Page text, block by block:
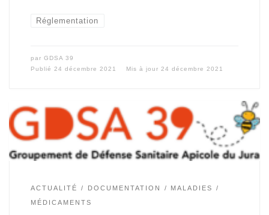
Réglementation
par GDSA 39
Publié 24 décembre 2021 Mis à jour 24 décembre 2021
ACTUALITÉ DOCUMENTATION
MALADIES
MÉDICAMENTS